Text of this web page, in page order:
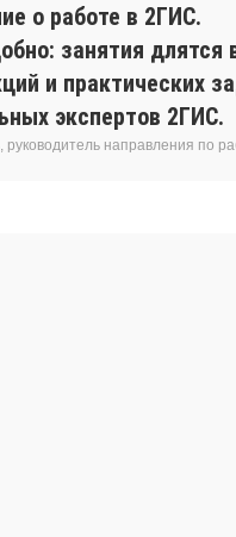
о работе в 2ГИС.
занятия
и практических
экспертов 2ГИС.
руководитель направления по